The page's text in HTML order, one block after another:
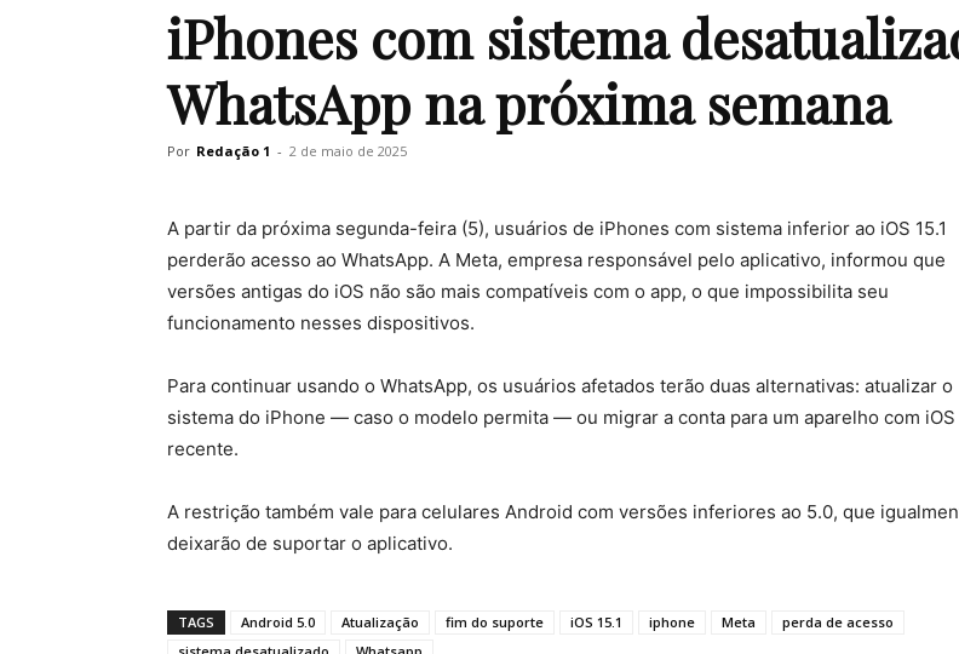
News
iPhones com sistema
WhatsApp na próxima semana
Por Redação 1 - 2 de maio de 2025
A partir da próxima segunda-feira (5), usuários de iPhones com sistema inferior ao iOS 15.1
perderão acesso ao WhatsApp. A Meta, empresa responsável pelo aplicativo, informou que
versões antigas do iOS não são mais compatíveis com o app, o que impossibilita seu
funcionamento nesses dispositivos.
Para continuar usando o WhatsApp, os usuários afetados terão duas alternativas: atualizar o
sistema do iPhone — caso o modelo permita — ou migrar a conta para um aparelho com iOS
recente.
A restrição também vale para celulares Android com versões inferiores ao 5.0, que
deixarão de suportar o aplicativo.
TAGS Android 5.0 Atualização fim do suporte iOS 15.1 iphone Meta
perda de acesso